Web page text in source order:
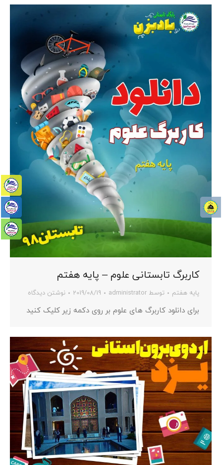
کاربرگ تابستانی علوم – پایه هفتم
پایه هفتم توسط administrator
2019/08/19 نوشتن دیدگاه
برای دانلود کاربرگ های علوم بر روی دکمه زیر کلیک کنید